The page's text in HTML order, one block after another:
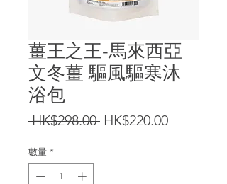
薑王之王-馬來西亞
文冬薑 驅風驅寒沐
浴包
HK$298.00 一HK$220.00促
數量 *